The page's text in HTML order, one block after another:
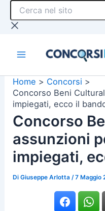
Cerca
sito
Home
Concorsi
Concorso Beni
impiegati, ecco il
Concorso
assunzioni
impiegati,
DiGiuseppe Arlotta /7 Maggio